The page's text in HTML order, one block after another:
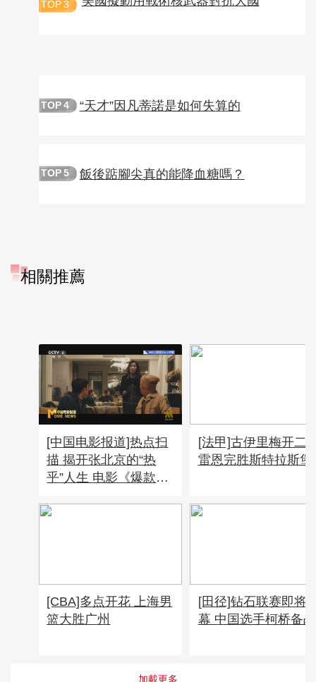
TOP 3
TOP 4 “天才”因凡蒂諾是如何失算的
TOP 5 飯後踮腳尖真的能降血糖嗎？
相關推薦
[中国电影报道]热点扫
描 揭开张北京的“热
乎”人生 电影《爆款好
[法甲]古伊里梅开二
雷恩完胜斯特拉斯堡
[CBA]多点开花 上海男
篮大胜广州
[田径]钻石联赛即将
幕 中国选手柯桥备战
加載更多